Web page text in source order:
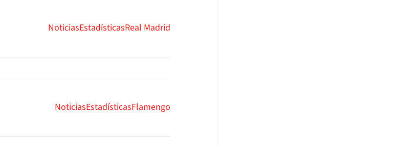
NoticiasEstadísticasReal Madrid
NoticiasEstadísticasFlamengo